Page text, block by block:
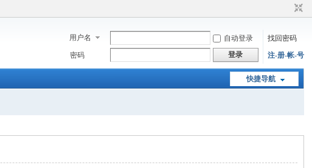
用户名 自动登录
找回密码
密码
登录 注-册-帐-号
快捷导航